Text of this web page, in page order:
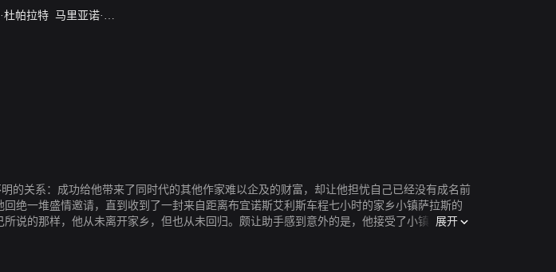
杜帕拉特 马里亚诺·寇恩
的关系：成功给他带来了同时代的其他作家难以企及的财富，却让他担忧自己已经没有成名前
绝一堆盛情邀请，直到收到了一封来自距离布宜诺斯艾利斯车程七小时的家乡小镇萨拉斯的
的那样，他从未离开家乡，但也从未回归。颇让助手感到意外的是，他接受了小镇的邀
展开